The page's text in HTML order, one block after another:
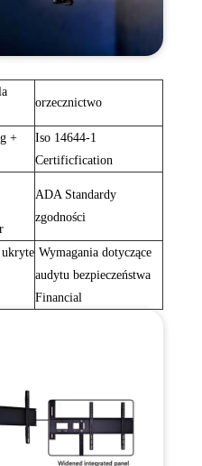
orzecznictwo
+
‌Iso 14644-1
Certificfication ‌
‌ADA Standardy
zgodności‌
ukryte ‌ Wymagania dotyczące
audytu bezpieczeństwa
Financial